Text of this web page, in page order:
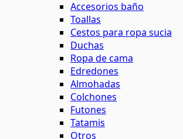
Accesorios baño
Toallas
Cestos para ropa sucia
Duchas
Ropa de cama
Edredones
Almohadas
Colchones
Futones
Tatamis
Otros